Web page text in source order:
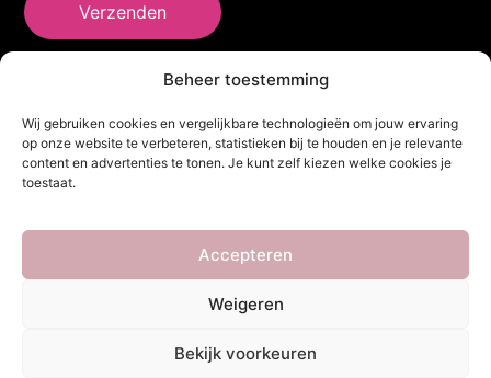
Beheer toestemming
Wij gebruiken cookies en vergelijkbare technologieën om jouw ervaring
op onze website te verbeteren, statistieken bij te houden en je relevante
content en advertenties te tonen. Je kunt zelf kiezen welke cookies je
toestaat.
Accepteren
Weigeren
Bekijk voorkeuren
Verzenden
Adres
. Alle rechten voorbehouden. Powered by
Webdesigner &YHDS